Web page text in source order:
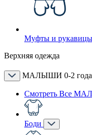
Муфты и рукавицы
Верхняя одежда
МАЛЫШИ 0-2 года
Смотреть Все
Боди